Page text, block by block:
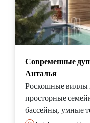
Современные
Анталья
Роскошные виллы
просторные
бассейны, умные